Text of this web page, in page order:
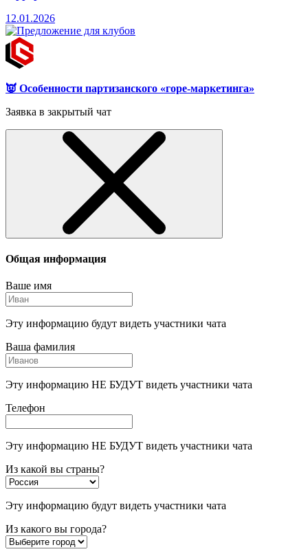
12.01.2026
👿 Особенности партизанского «горе-маркетинга»
Заявка в закрытый чат
Общая информация
Ваше имя
Эту информацию будут видеть участники чата
Ваша фамилия
Эту информацию НЕ БУДУТ видеть участники чата
Телефон
Эту информацию НЕ БУДУТ видеть участники чата
Из какой вы страны?
Эту информацию будут видеть участники чата
Из какого вы города?